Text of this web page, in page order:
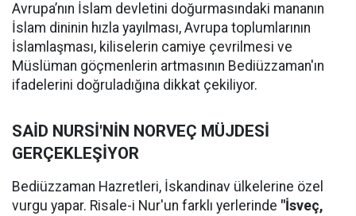
Avrupa’nın İslam devletini doğurmasındaki mananın
İslam dininin hızla yayılması, Avrupa toplumlarının
İslamlaşması, kiliselerin camiye çevrilmesi ve
Müslüman göçmenlerin artmasının Bediüzzaman'ın
ifadelerini doğruladığına dikkat çekiliyor.
SAİD NURSİ'NİN NORVEÇ MÜJDESİ
GERÇEKLEŞİYOR
Bediüzzaman Hazretleri, İskandinav ülkelerine özel
vurgu yapar. Risale-i Nur'un farklı yerlerinde "İsveç,